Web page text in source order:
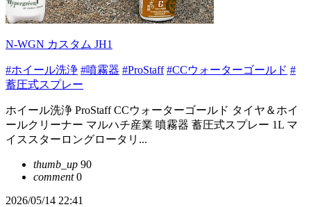
N-WGN カスタム JH1
#ホイール洗浄 #噴霧器 #ProStaff #CCウォーターゴールド #
蓄圧式スプレー
ホイール洗浄 ProStaff CCウォーターゴールド タイヤ＆ホイ
ールクリーナー マルハチ産業 噴霧器 蓄圧式スプレー 1L マ
イススターロングロータリ...
thumb_up 90
comment0
2026/05/14 22:41